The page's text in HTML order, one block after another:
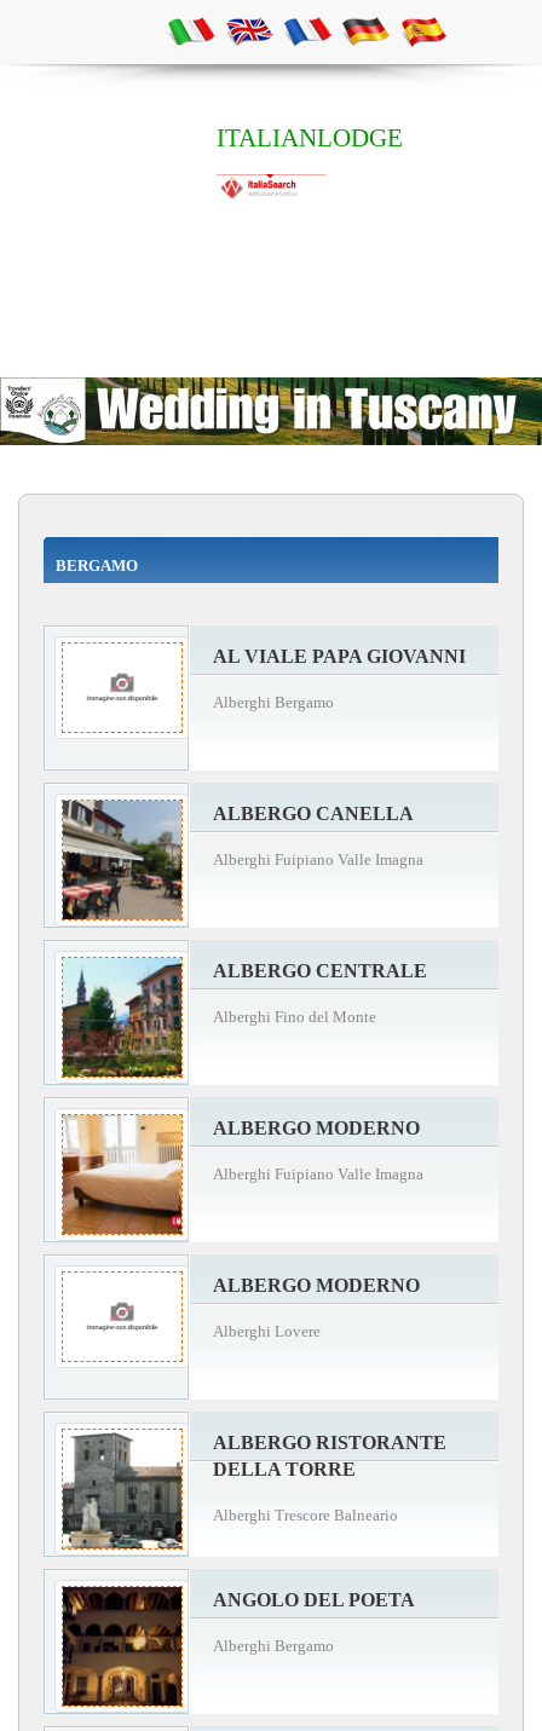
ITALIANLODGE
BERGAMO
AL VIALE PAPA GIOVANNI
Alberghi Bergamo
ALBERGO CANELLA
Alberghi Fuipiano Valle Imagna
ALBERGO CENTRALE
Alberghi Fino del Monte
ALBERGO MODERNO
Alberghi Fuipiano Valle Imagna
ALBERGO MODERNO
Alberghi Lovere
ALBERGO RISTORANTE
DELLA TORRE
Alberghi Trescore Balneario
ANGOLO DEL POETA
Alberghi Bergamo